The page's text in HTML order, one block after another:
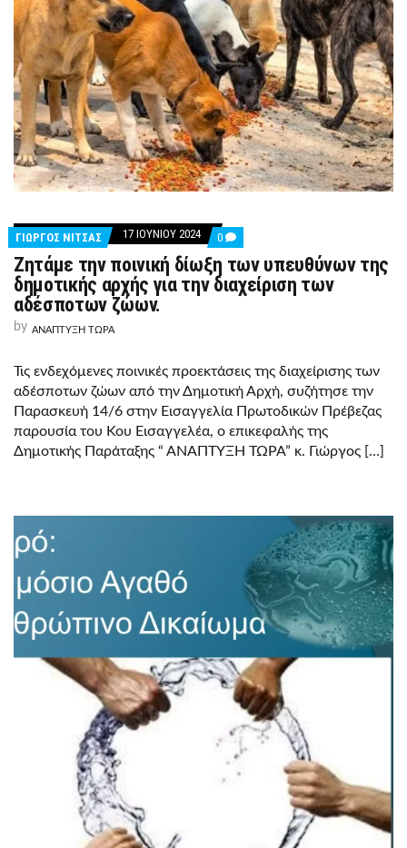
ΓΙΩΡΓΟΣ ΝΙΤΣΑΣ 17 ΙΟΥΝΊΟΥ 2024 0 COMMENTS
ON
ΖΗΤΆΜΕ
ΤΗΝ
ΠΟΙΝΙΚΉ
ΑΡΧΉΣ
ΓΙΑ
ΤΗΝ
ΔΙΑΧΕΊΡΙΣΗ
ΤΩΝ
ΑΔΈΣΠΟΤΩΝ
ΖΏΩΝ.
Ζητάμε την ποινική δίωξη των υπευθύνων της
δημοτικής αρχής για την διαχείριση των
αδέσποτων ζώων.
by ΑΝΑΠΤΥΞΗ ΤΩΡΑ
Τις ενδεχόμενες ποινικές προεκτάσεις της διαχείρισης των
αδέσποτων ζώων από την Δημοτική Αρχή, συζήτησε την
Παρασκευή 14/6 στην Εισαγγελία Πρωτοδικών Πρέβεζας
παρουσία του Κου Εισαγγελέα, ο επικεφαλής της
Δημοτικής Παράταξης “ ΑΝΑΠΤΥΞΗ ΤΩΡΑ” κ. Γιώργος […]